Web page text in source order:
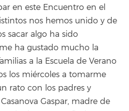
en este Encuentro en el
nos hemos unido y de
sacar algo ha sido
ha gustado mucho la
a la Escuela de Verano
los miércoles a tomarme
rato con los padres y
Gaspar, madre de